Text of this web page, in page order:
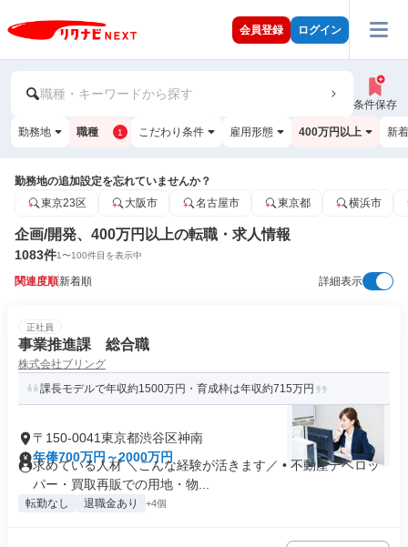
会員登録 ログイン
職種・キーワードから探す
条件保存
勤務地 職種 1 こだわり条件 雇用形態 400万円以上 新
勤務地の追加設定を忘れていませんか？
東京23区
大阪市 名古屋市 東京都 横浜市
企画/開発、400万円以上の転職・求人情報
1083件1〜100件目を表示中
関連度順新着順 詳細表示
正社員
事業推進課 総合職
株式会社ブリング
課長モデルで年収約1500万円・育成枠は年収約715万円
〒150-0041東京都渋谷区神南
年俸700万円～2000万円
求めている人材 ＼こんな経験が活きます／ • 不動産デベロッ
パー・買取再販での用地・物...
転勤なし 退職金あり +4個